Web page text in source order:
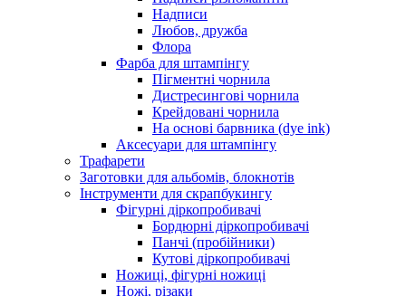
Надписи
Любов, дружба
Флора
Фарба для штампінгу
Пігментні чорнила
Дистресингові чорнила
Крейдовані чорнила
На основі барвника (dye ink)
Аксесуари для штампінгу
Трафарети
Заготовки для альбомів, блокнотів
Інструменти для скрапбукингу
Фігурні діркопробивачі
Бордюрні діркопробивачі
Панчі (пробійники)
Кутові діркопробивачі
Ножиці, фігурні ножиці
Ножі, різаки